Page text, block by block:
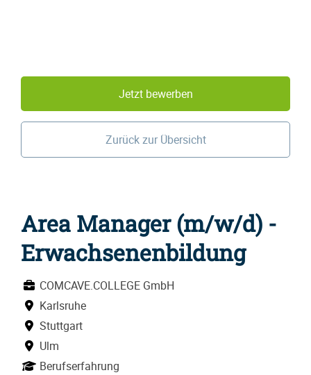
Jetzt bewerben
Zurück zur Übersicht
Area Manager (m/w/d) -
Erwachsenenbildung
COMCAVE.COLLEGE GmbH
Karlsruhe
Stuttgart
Ulm
Berufserfahrung